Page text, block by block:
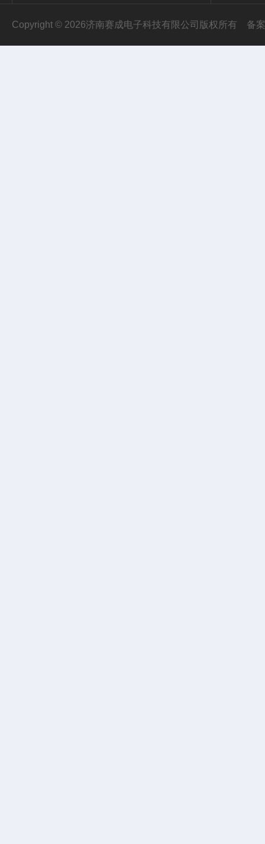
Copyright © 2026济南赛成电子科技有限公司版权所有 备